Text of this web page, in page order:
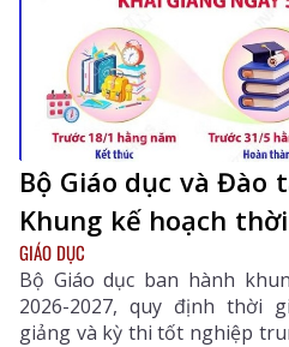
Bộ Giáo dục và Đào
Khung kế hoạch
GIÁO DỤC
Bộ Giáo dục ban hành
2026-2027, quy định thời
giảng và kỳ thi tốt nghiệp